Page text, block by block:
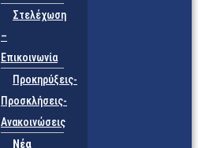
Στελέχωση
–
Επικοινωνία
Προκηρύξεις-
Προσκλήσεις-
Ανακοινώσεις
Νέα